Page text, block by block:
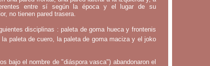
entre sí según la época y el lugar de su
no tienen pared trasera.
disciplinas : paleta de goma hueca y frontenis
paleta de cuero, la paleta de goma maciza y el joko
bajo el nombre de "diáspora vasca") abandonaron el